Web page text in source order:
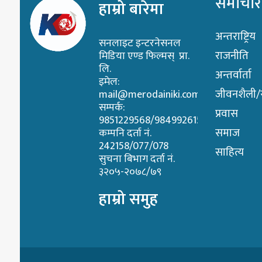
हाम्रो बारेमा
सनलाइट इन्टरनेसनल
मिडिया एण्ड फिल्मस् प्रा.
लि.
इमेल:
mail@merodainiki.com
सम्पर्क:
9851229568/9849926158
कम्पनि दर्ता नं.
242158/077/078
सुचना बिभाग दर्ता नं.
३२०५-२०७८/७९
हाम्रो समुह
अन्तराष्ट्रिय
राजनीति
अन्तर्वार्ता
जीवनशैली/
प्रवास
समाज
साहित्य